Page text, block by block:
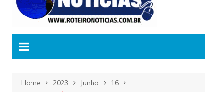
Home 2023 Junho
16